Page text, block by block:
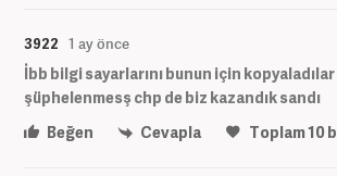
3922 1 ay önce
İbb bilgi sayarlarını bunun için
şüphelenmesş chp de biz kazandık sandı
Beğen
Cevapla Toplam10